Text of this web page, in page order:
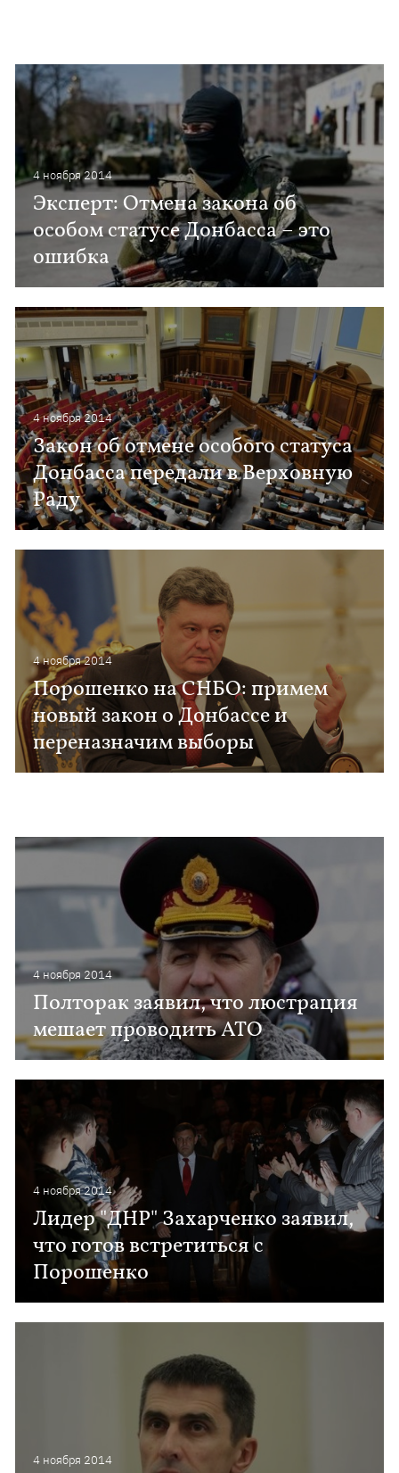
4 ноября 2014
Эксперт: Отмена закона об
особом статусе Донбасса – это
ошибка
4 ноября 2014
Закон об отмене особого статуса
Донбасса передали в Верховную
Раду
4 ноября 2014
Порошенко на СНБО: примем
новый закон о Донбассе и
переназначим выборы
4 ноября 2014
Полторак заявил, что люстрация
мешает проводить АТО
4 ноября 2014
Лидер "ДНР" Захарченко заявил,
что готов встретиться с
Порошенко
4 ноября 2014